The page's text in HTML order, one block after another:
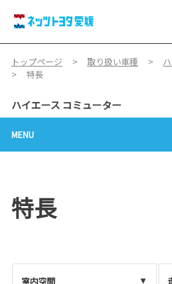
トップページ 取り扱い車種
特長
ハイエース コミューター
MENU
特長
室内空間